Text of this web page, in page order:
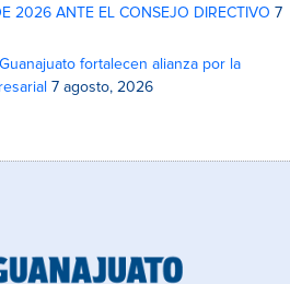
2026 ANTE EL CONSEJO DIRECTIVO 7
fortalecen alianza por la
7 agosto, 2026